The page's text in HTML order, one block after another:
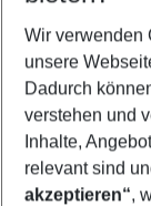
2
Wir verwenden
unsere
Dadurch
verstehen und
Inhalte,
relevant sind
akzeptieren“,